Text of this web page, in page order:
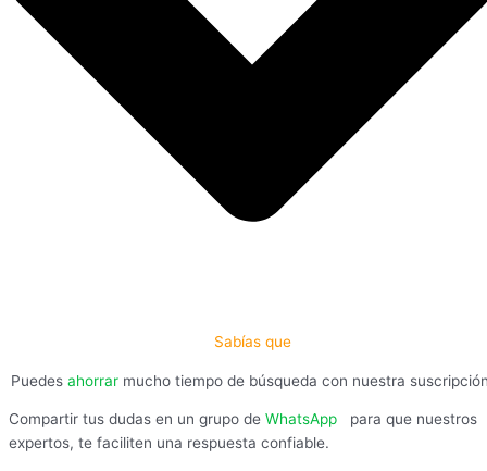
Sabías que
Puedes ahorrar mucho tiempo de búsqueda con nuestra
Compartir tus dudas en un grupo de WhatsApp
para que nuestros
expertos, te faciliten una respuesta confiable.